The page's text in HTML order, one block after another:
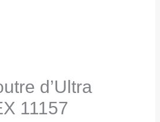
d’Ultra
11157